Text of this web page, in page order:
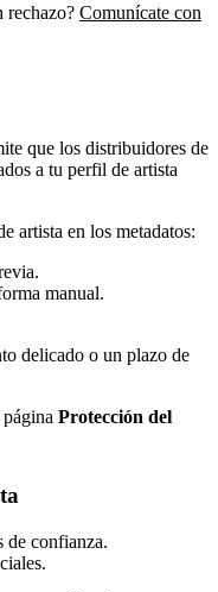
rechazo? Comunícate con
que los distribuidores de
a tu perfil de artista
artista en los metadatos:
manual.
delicado o un plazo de
Protección del
de confianza.